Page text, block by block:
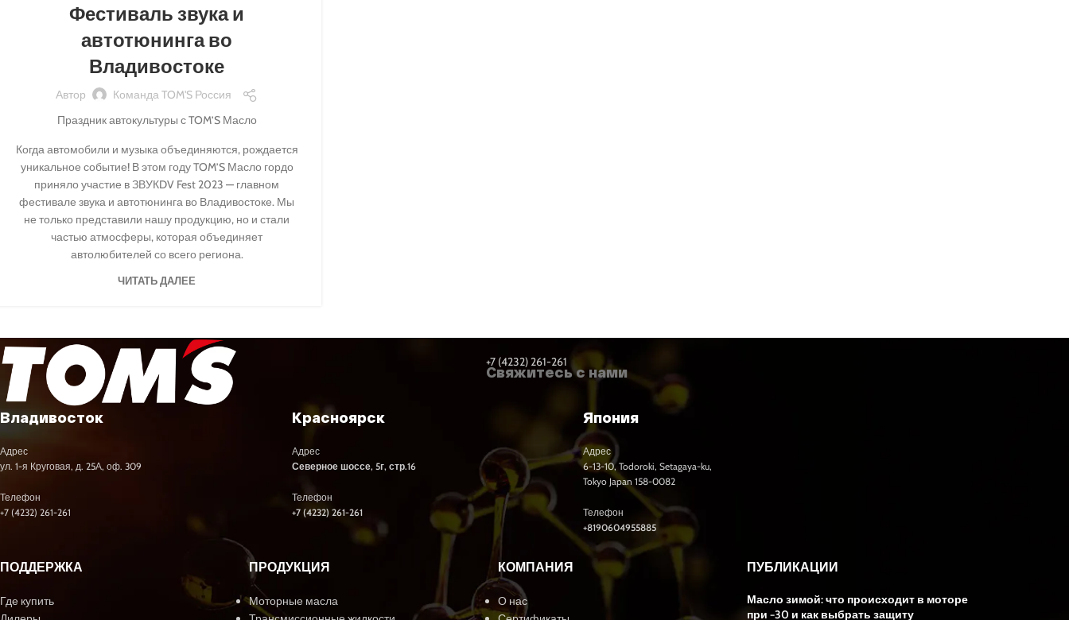
Фестиваль звука и
автотюнинга во
Владивостоке
Автор
Команда TOM'S Россия
Праздник автокультуры с TOM’S Масло
Когда автомобили и музыка объединяются, рождается
уникальное событие! В этом году TOM’S Масло гордо
приняло участие в ЗВУКDV Fest 2023 — главном
фестивале звука и автотюнинга во Владивостоке. Мы
не только представили нашу продукцию, но и стали
частью атмосферы, которая объединяет
автолюбителей со всего региона.
ЧИТАТЬ ДАЛЕЕ
+7 (4232) 261-261
Свяжитесь с нами
Владивосток
Адрес
ул. 1-я Круговая, д. 25А, оф. 309
Телефон
+7 (4232) 261-261
Красноярск
Адрес
Северное шоссе, 5г, стр.16
Телефон
+7 (4232) 261-261
Япония
Адрес
6-13-10, Todoroki, Setagaya-ku,
Tokyo Japan 158-0082
Телефон
+8190604955885
ПОДДЕРЖКА
Где купить
ПРОДУКЦИЯ
Моторные масла
КОМПАНИЯ
О нас
ПУБЛИКАЦИИ
Масло зимой: что происходит в моторе
при −30 и как выбрать защиту